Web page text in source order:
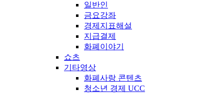
일반인
금요강좌
경제지표해설
지급결제
화폐이야기
쇼츠
기타영상
화폐사랑 콘텐츠
청소년 경제 UCC